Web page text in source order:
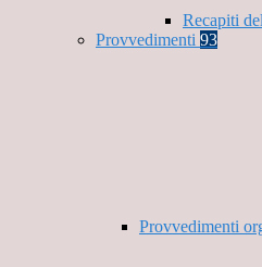
Recapiti
Provvedimenti 93
Provvedimenti